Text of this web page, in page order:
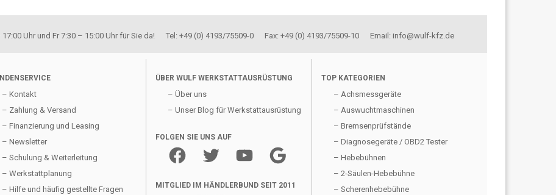
Uhr und Fr 7:30 – 15:00 Uhr für Sie da! Tel: +49 (0) 4193/75509-0 Fax: +49 (0) 4193/75509-10 Email: info@wulf-kfz.de
– Kontakt
– Zahlung & Versand
– Finanzierung und Leasing
– Newsletter
– Schulung & Weiterleitung
– Werkstattplanung
– Hilfe und häufig gestellte Fragen
ÜBER WULF WERKSTATTAUSRÜSTUNG
– Über uns
– Unser Blog für Werkstattausrüstung
FOLGEN SIE UNS AUF
Facebook Twitter YouTube Google
MITGLIED IM HÄNDLERBUND SEIT 2011
TOP KATEGORIEN
– Achsmessgeräte
– Auswuchtmaschinen
– Bremsenprüfstände
– Diagnosegeräte / OBD2 Tester
– Hebebühnen
– 2-Säulen-Hebebühne
– Scherenhebebühne